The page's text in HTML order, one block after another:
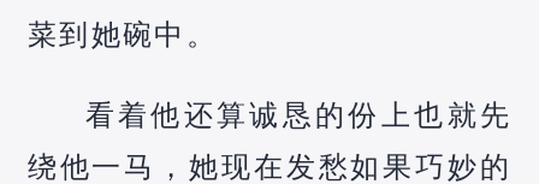
菜到她碗中。
看着他还算诚恳的份上也就先
绕他一马，她现在发愁如果巧妙的